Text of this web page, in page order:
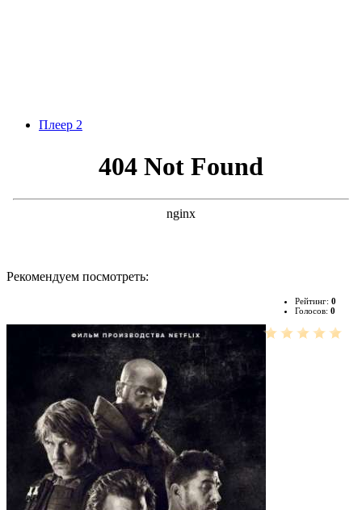
Плеер 2
Рекомендуем посмотреть:
Рейтинг: 0
Голосов: 0